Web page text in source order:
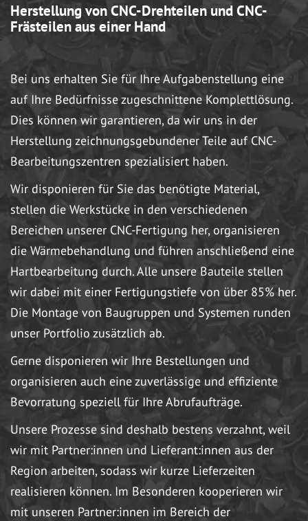
Herstellung von CNC-Drehteilen und CNC-
Frästeilen aus einer Hand
Bei uns erhalten Sie für Ihre Aufgabenstellung eine
auf Ihre Bedürfnisse zugeschnittene Komplettlösung.
Dies können wir garantieren, da wir uns in der
Herstellung zeichnungsgebundener Teile auf CNC-
Bearbeitungszentren spezialisiert haben.
Wir disponieren für Sie das benötigte Material,
stellen die Werkstücke in den verschiedenen
Bereichen unserer CNC-Fertigung her, organisieren
die Wärmebehandlung und führen anschließend eine
Hartbearbeitung durch. Alle unsere Bauteile stellen
wir dabei mit einer Fertigungstiefe von über 85% her.
Die Montage von Baugruppen und Systemen runden
unser Portfolio zusätzlich ab.
Gerne disponieren wir Ihre Bestellungen und
organisieren auch eine zuverlässige und effiziente
Bevorratung speziell für Ihre Abrufaufträge.
Unsere Prozesse sind deshalb bestens verzahnt, weil
wir mit Partner:innen und Lieferant:innen aus der
Region arbeiten, sodass wir kurze Lieferzeiten
realisieren können. Im Besonderen kooperieren wir
mit unseren Partner:innen im Bereich der